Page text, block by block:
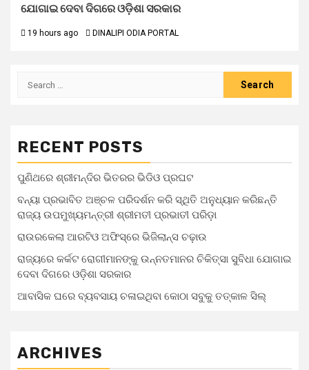
ଯୋଗାଇ ଦେବା ଦିଗରେ ଓଡ଼ିଶା ସରକାର
19 hours ago DINALIPI ODIA PORTAL
RECENT POSTS
ପୁଣିଥରେ ଶ୍ରୀମନ୍ଦିର ଭିତରର ଭିଡିଓ ପ୍ରଘଟ
ବନ୍ୟା ପ୍ରଭାବିତ ଅଞ୍ଚଳ ପରିଦର୍ଶନ କରି ସ୍ଥିତି ଅନୁଧ୍ୟାନ କରିଛନ୍ତି
ରାଜ୍ୟ ଉପମୁଖ୍ୟମନ୍ତ୍ରୀ ଶ୍ରୀମତୀ ପ୍ରଭାତୀ ପରିଡ଼ା
ରାଉରକେଲା ଆରଟିଓ ଅଫିସ୍‌ରେ ଭିଜିଲାନ୍ସ ଚଢ଼ାଉ
ରାଜ୍ୟରେ କର୍କଟ ରୋଗୀମାନଙ୍କୁ ଉନ୍ନତମାନର ଚିକିତ୍ସା ସୁବିଧା ଯୋଗାଇ
ଦେବା ଦିଗରେ ଓଡ଼ିଶା ସରକାର
ଆବାସିକ ଘରେ ବ୍ୟବସାୟ ଚଳାଇଥିବା କୋଠା ସବୁକୁ ତତ୍କାଳ ସିଲ୍‌
ARCHIVES